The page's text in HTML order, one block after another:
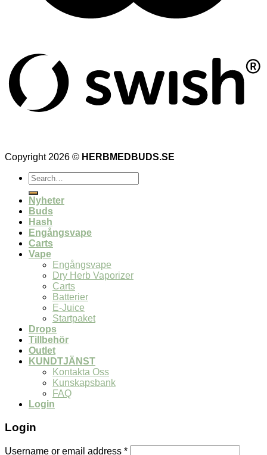
Copyright 2026 © HERBMEDBUDS.SE
Search
for:
Nyheter
Buds
Hash
Engångsvape
Carts
Vape
Engångsvape
Dry Herb Vaporizer
Carts
Batterier
E-Juice
Startpaket
Drops
Tillbehör
Outlet
KUNDTJÄNST
Kontakta Oss
Kunskapsbank
FAQ
Login
Login
Username or email address *